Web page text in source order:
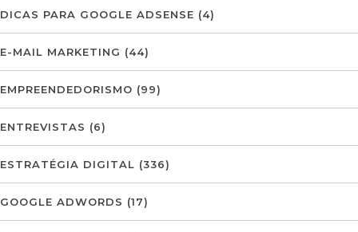
DICAS PARA GOOGLE ADSENSE (4)
E-MAIL MARKETING (44)
EMPREENDEDORISMO (99)
ENTREVISTAS (6)
ESTRATÉGIA DIGITAL (336)
GOOGLE ADWORDS (17)